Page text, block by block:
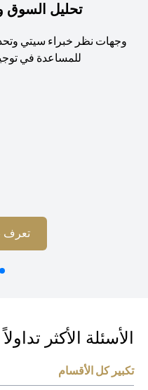
تحليل السوق
نظر خبراء سيتي
للمساعدة في توجيه
تعرف على
الأكثر تداولاً
كل الأقسام